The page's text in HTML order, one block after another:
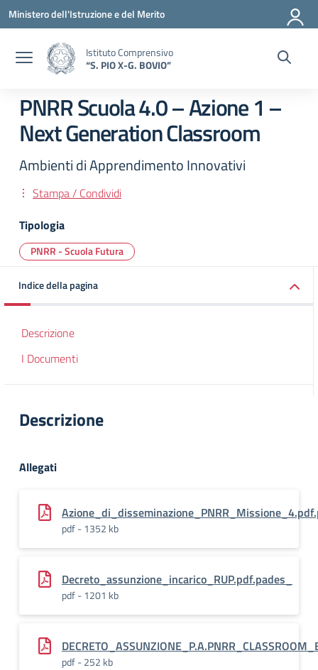
Vai ai contenuti
Vai al menu di navigazione
Vai al footer
Ministero dell'Istruzione e del Merito
Istituto Comprensivo
“S. PIO X-G. BOVIO”
PNRR Scuola 4.0 – Azione 1 –
Next Generation Classroom
Ambienti di Apprendimento Innovativi
Stampa / Condividi
Tipologia
PNRR - Scuola Futura
Indice della pagina
Descrizione
I Documenti
Descrizione
Allegati
pdf - 1352 kb
Decreto_assunzione_incarico_RUP.pdf.pades_
pdf - 1201 kb
pdf - 252 kb